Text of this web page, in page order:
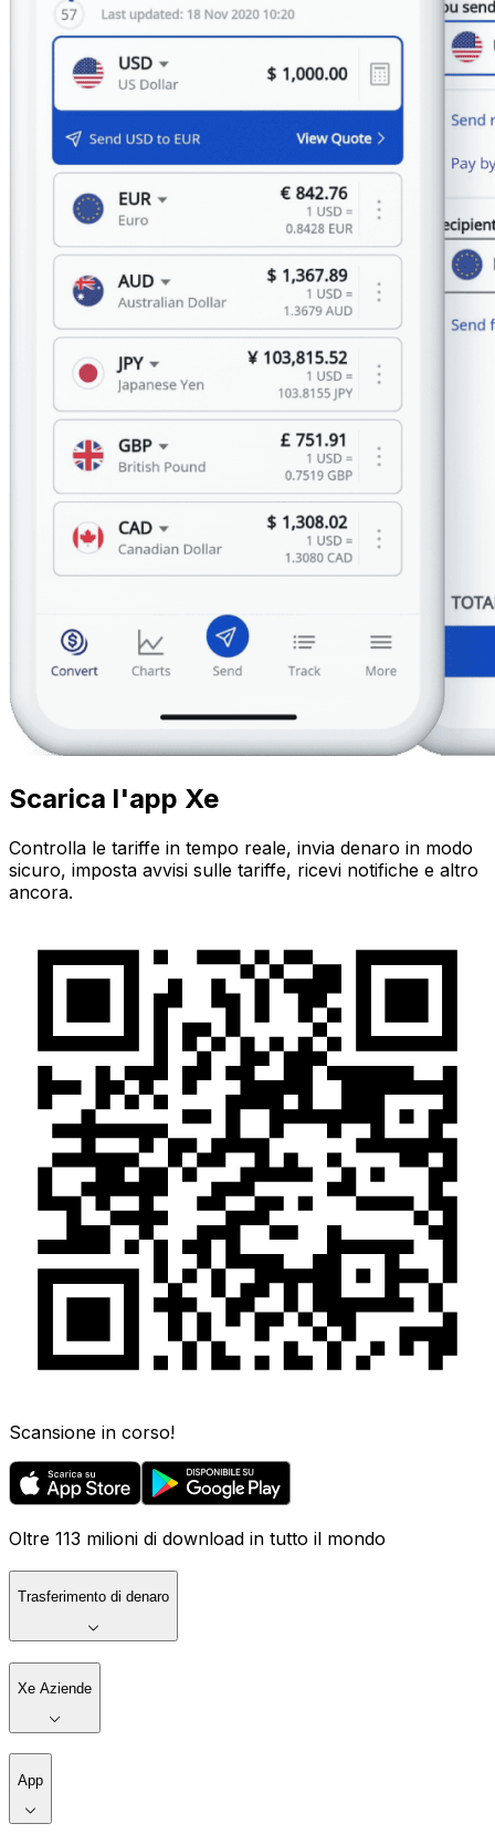
Scarica l'app Xe
Controlla le tariffe in tempo reale, invia denaro in modo
sicuro, imposta avvisi sulle tariffe, ricevi notifiche e altro
ancora.
Scansione in corso!
Oltre 113 milioni di download in tutto il mondo
Trasferimento di denaro
Xe Aziende
App